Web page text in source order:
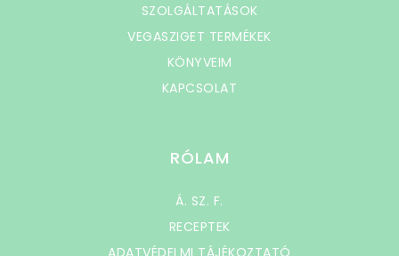
SZOLGÁLTATÁSOK
VEGASZIGET TERMÉKEK
KÖNYVEIM
KAPCSOLAT
RÓLAM
Á. SZ. F.
RECEPTEK
ADATVÉDELMI TÁJÉKOZTATÓ